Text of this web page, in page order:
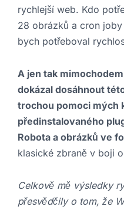
rychlejší web. Kdo
28 obrázků a cron
bych potřeboval
A jen tak
dokázal dosáhnout
trochou pomoci mých
předinstalovaného
Robota a obrázků ve
klasické zbraně v boji
Celkově mě výsledky
přesvědčily o tom, že